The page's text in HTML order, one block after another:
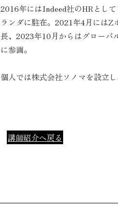
2016年にはIndeed社のHRとし
ランダに駐在。2021年4月には
長、2023年10月からはグローバ
に参画。
個人では株式会社ソノマを設立
講師紹介へ戻る